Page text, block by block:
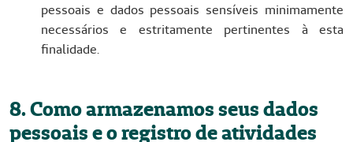
pessoais e dados pessoais sensíveis minimamente
necessários e estritamente pertinentes à esta
finalidade.
8. Como armazenamos seus dados
pessoais e o registro de atividades